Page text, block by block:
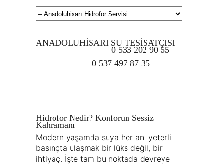
ANADOLUHİSARI SU TESİSATÇISI
0 533 202 90 55
0 537 497 87 35
Hidrofor Nedir? Konforun Sessiz
Kahramanı
Modern yaşamda suya her an, yeterli
basınçta ulaşmak bir lüks değil, bir
ihtiyaç. İşte tam bu noktada devreye